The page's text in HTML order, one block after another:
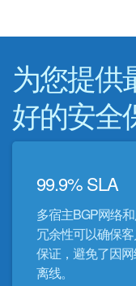
为您提供
好的安全
99.9% SLA
多宿主BGP网络
冗余性可以确保
保证，避免了因
离线。